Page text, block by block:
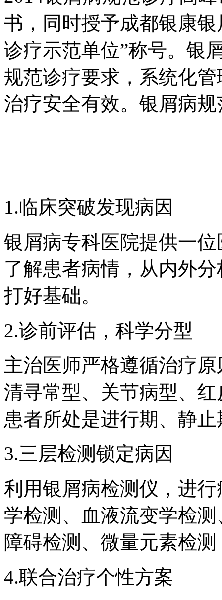
书，同时授予成都银康
诊疗示范单位”称号。银
规范诊疗要求，系统化
治疗安全有效。银屑病
1.临床突破发现病因
银屑病专科医院提供一
了解患者病情，从内外
打好基础。
2.诊前评估，科学分型
主治医师严格遵循治疗
清寻常型、关节病型、
患者所处是进行期、静
3.三层检测锁定病因
利用银屑病检测仪，进
学检测、血液流变学检
障碍检测、微量元素检
4.联合治疗个性方案